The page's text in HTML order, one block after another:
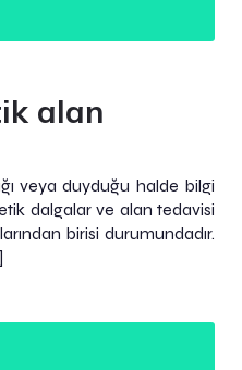
alan
veya duyduğu halde bilgi
dalgalar ve alan tedavisi
birisi durumundadır.